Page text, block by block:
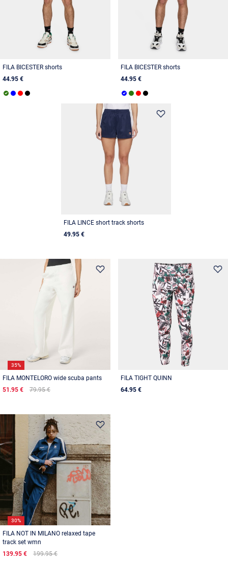
FILA BICESTER shorts
44.95 €
FILA BICESTER shorts
44.95 €
FILA LINCE short track shorts
49.95 €
35%
FILA MONTELORO wide scuba pants
51.95 €
79.95 €
FILA TIGHT QUINN
64.95 €
30%
FILA NOT IN MILANO relaxed tape
track set wmn
139.95 €
199.95 €